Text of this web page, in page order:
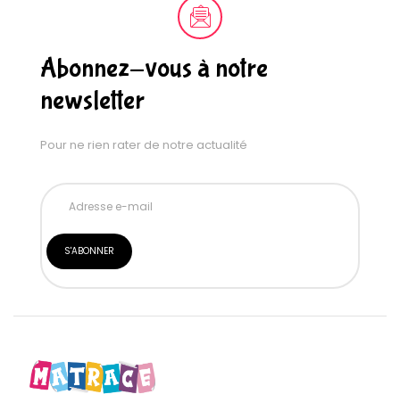
Abonnez-vous à notre
newsletter
Pour ne rien rater de notre actualité